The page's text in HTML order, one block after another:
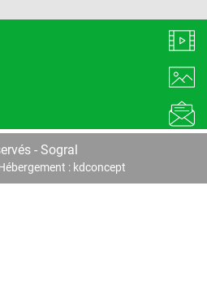
- Sogral
: kdconcept